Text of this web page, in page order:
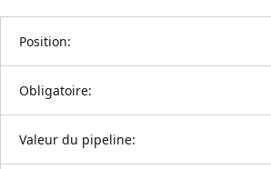
Position:
Obligatoire:
Valeur du pipeline: